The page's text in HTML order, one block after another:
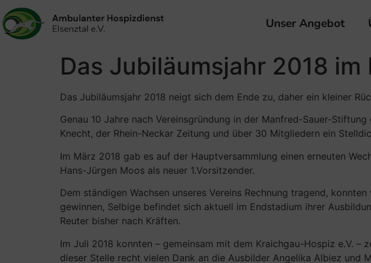
Unser Angebot
Das Jubiläumsjahr 2018
Das Jubiläumsjahr 2018 neigt sich dem Ende zu, daher ein kleiner
Genau 10 Jahre nach Vereinsgründung in der Manfred-Sauer-
Knecht, der Rhein-Neckar Zeitung und über 30 Mitgliedern ein
Im März 2018 gab es auf der Hauptversammlung einen erneuten
Hans-Jürgen Moos als neuer 1.Vorsitzender.
Dem ständigen Wachsen unseres Vereins Rechnung tragend,
gewinnen, Selbige befindet sich aktuell im Endstadium ihrer
Reuter bisher nach Kräften.
Im Juli 2018 konnten – gemeinsam mit dem Kraichgau-Hospiz e.V.
dieser Stelle recht vielen Dank an die Ausbilder Angelika Albiez und